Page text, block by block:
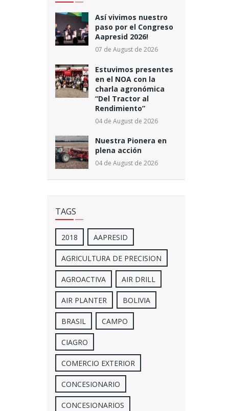
Así vivimos nuestro
paso por el Congreso
Aapresid 2026!
07 de August de 2026
Estuvimos presentes
en el NOA con la
charla agronómica
“Del Tractor al
Rendimiento”
04 de August de 2026
Nuestra Pionera en
plena acción
04 de August de 2026
TAGS
2018 AAPRESID
AGRICULTURA DE PRECISION
AGROACTIVA AIR DRILL
AIR PLANTER BOLIVIA
BRASIL CAMPO
CIAGRO
COMERCIO EXTERIOR
CONCESIONARIO
CONCESIONARIOS